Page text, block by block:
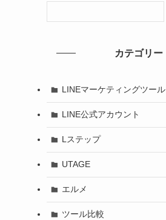
カテゴリー
LINEマーケティングツール
LINE公式アカウント
Lステップ
UTAGE
エルメ
ツール比較